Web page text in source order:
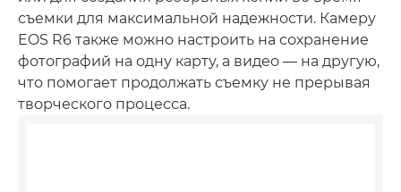
съемки для максимальной надежности. Камеру
EOS R6 также можно настроить на сохранение
фотографий на одну карту, а видео — на другую,
что помогает продолжать съемку не прерывая
творческого процесса.